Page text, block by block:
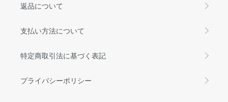
返品について
支払い方法について
特定商取引法に基づく表記
プライバシーポリシー